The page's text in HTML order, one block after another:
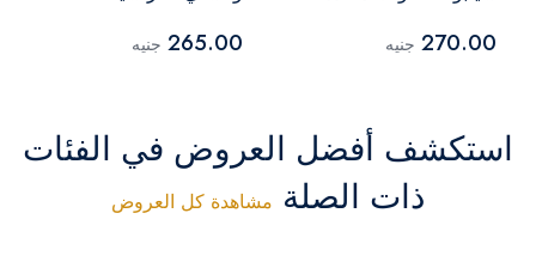
270.00 جنيه 265.00 جنيه
استكشف أفضل العروض في الفئات
ذات الصلة مشاهدة كل العروض